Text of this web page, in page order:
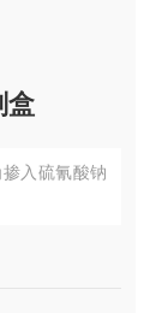
盒
入硫氰酸钠